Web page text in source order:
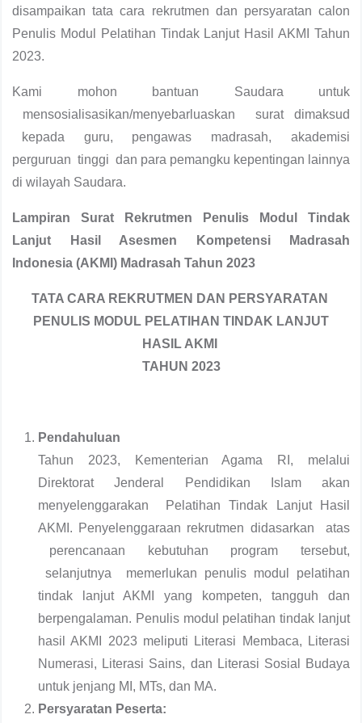
disampaikan tata cara rekrutmen dan persyaratan calon
Penulis Modul Pelatihan Tindak Lanjut Hasil AKMI Tahun
2023.
Kami mohon bantuan Saudara untuk
mensosialisasikan/menyebarluaskan surat dimaksud
kepada guru, pengawas madrasah, akademisi
perguruan tinggi dan para pemangku kepentingan lainnya
di wilayah Saudara.
Lampiran Surat Rekrutmen Penulis Modul Tindak
Lanjut Hasil Asesmen Kompetensi Madrasah
Indonesia (AKMI) Madrasah Tahun 2023
TATA CARA REKRUTMEN DAN PERSYARATAN
PENULIS MODUL PELATIHAN TINDAK LANJUT
HASIL AKMI
TAHUN 2023
Pendahuluan
Tahun 2023, Kementerian Agama RI, melalui
Direktorat Jenderal Pendidikan Islam akan
menyelenggarakan Pelatihan Tindak Lanjut Hasil
AKMI. Penyelenggaraan rekrutmen didasarkan atas
perencanaan kebutuhan program tersebut,
selanjutnya memerlukan penulis modul pelatihan
tindak lanjut AKMI yang kompeten, tangguh dan
berpengalaman. Penulis modul pelatihan tindak lanjut
hasil AKMI 2023 meliputi Literasi Membaca, Literasi
Numerasi, Literasi Sains, dan Literasi Sosial Budaya
untuk jenjang MI, MTs, dan MA.
Persyaratan Peserta: